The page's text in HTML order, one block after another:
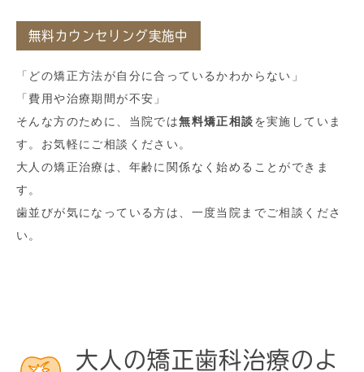
無料カウンセリング実施中
「どの矯正方法が自分に合っているかわからない」
「費用や治療期間が不安」
そんな方のために、当院では無料矯正相談を実施していま
す。お気軽にご相談ください。
大人の矯正治療は、年齢に関係なく始めることができま
す。
歯並びが気になっている方は、一度当院までご相談くださ
い。
大人の矯正歯科治療のよ